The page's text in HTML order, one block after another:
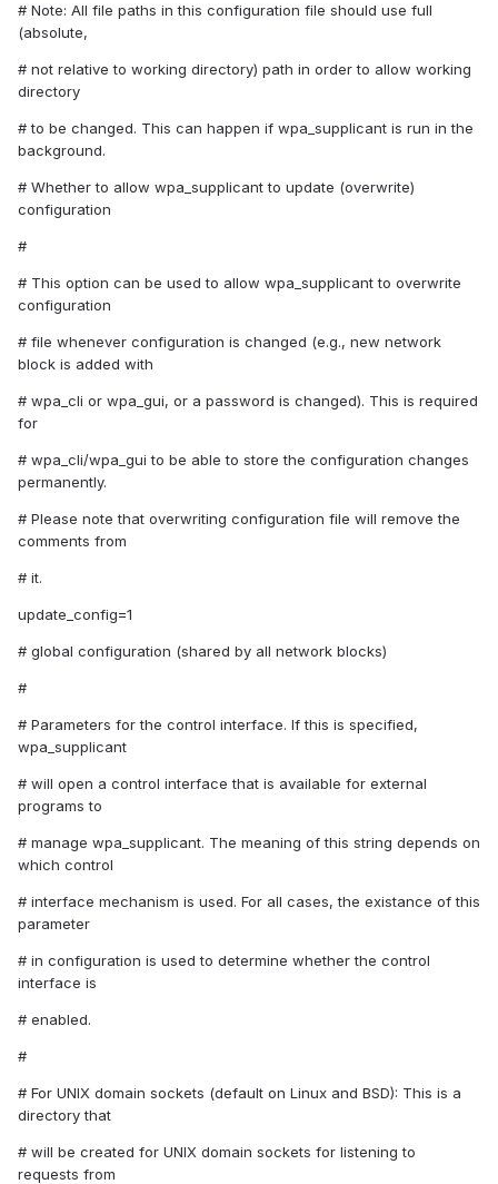
# Note: All file paths in this configuration file should use full
(absolute,
# not relative to working directory) path in order to allow working
directory
# to be changed. This can happen if wpa_supplicant is run in the
background.
# Whether to allow wpa_supplicant to update (overwrite)
configuration
#
# This option can be used to allow wpa_supplicant to overwrite
configuration
# file whenever configuration is changed (e.g., new network
block is added with
# wpa_cli or wpa_gui, or a password is changed). This is required
for
# wpa_cli/wpa_gui to be able to store the configuration changes
permanently.
# Please note that overwriting configuration file will remove the
comments from
# it.
update_config=1
# global configuration (shared by all network blocks)
#
# Parameters for the control interface. If this is specified,
wpa_supplicant
# will open a control interface that is available for external
programs to
# manage wpa_supplicant. The meaning of this string depends on
which control
# interface mechanism is used. For all cases, the existance of this
parameter
# in configuration is used to determine whether the control
interface is
# enabled.
#
# For UNIX domain sockets (default on Linux and BSD): This is a
directory that
# will be created for UNIX domain sockets for listening to
requests from